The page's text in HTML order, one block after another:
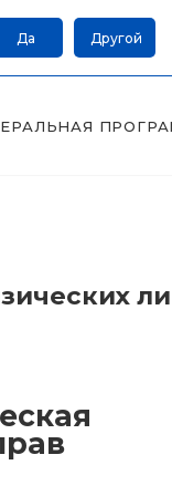
Да Другой